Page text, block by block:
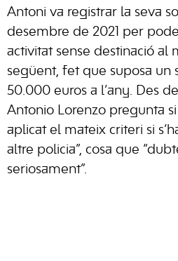
Antoni va registrar la seva
desembre de 2021 per
activitat sense destinació al
següent, fet que suposa un
50.000 euros a l’any. Des
Antonio Lorenzo pregunta si
aplicat el mateix criteri si
altre policia”, cosa que
seriosament”.